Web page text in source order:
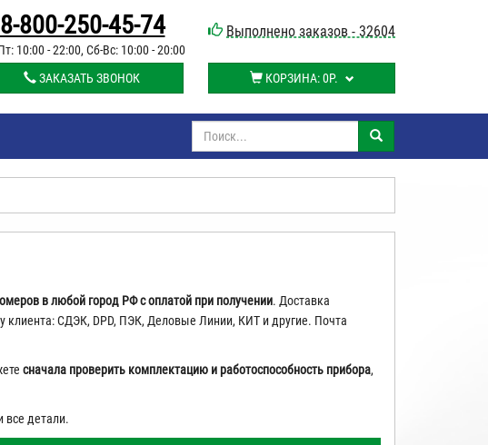
8-800-250-45-74
10:00 - 22:00, Сб-Вс: 10:00 - 20:00
ЗАКАЗАТЬ ЗВОНОК
Выполнено заказов - 32604
КОРЗИНА:0Р.
в любой город РФ с оплатой при получении. Доставка
клиента: СДЭК, DPD, ПЭК, Деловые Линии, КИТ и другие. Почта
сначала проверить комплектацию и работоспособность прибора,
все детали.